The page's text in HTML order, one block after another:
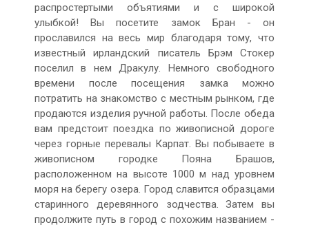
распростертыми объятиями и с широкой
улыбкой! Вы посетите замок Бран - он
прославился на весь мир благодаря тому, что
известный ирландский писатель Брэм Стокер
поселил в нем Дракулу. Немного свободного
времени после посещения замка можно
потратить на знакомство с местным рынком, где
продаются изделия ручной работы. После обеда
вам предстоит поездка по живописной дороге
через горные перевалы Карпат. Вы побываете в
живописном городке Пояна Брашов,
расположенном на высоте 1000 м над уровнем
моря на берегу озера. Город славится образцами
старинного деревянного зодчества. Затем вы
продолжите путь в город с похожим названием -